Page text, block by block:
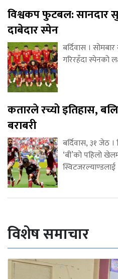
विश्वकप फुटबल: सानदार
दाबेदार स्पेन
बर्दिवास ।
गरिरहँदा स्पेनको
कतारले रच्यो इतिहास,
बराबरी
बर्दिवास, ३१ जेठ
‘बी’को पहिलो
स्विटजरल्याण्डलाई
विशेष समाचार